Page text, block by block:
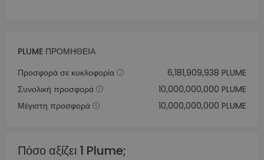
PLUME ΠΡΟΜΉΘΕΙΑ
Προσφορά σε κυκλοφορία
6,181,909,938 PLUME
Συνολική προσφορά
10,000,000,000 PLUME
Μέγιστη προσφορά
10,000,000,000 PLUME
Πόσο αξίζει 1 Plume;